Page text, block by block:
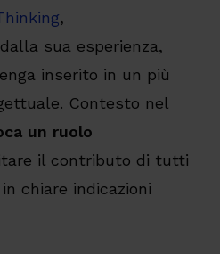
,
sua esperienza,
inserito in un più
Contesto nel
un ruolo
il contributo di tutti
chiare indicazioni